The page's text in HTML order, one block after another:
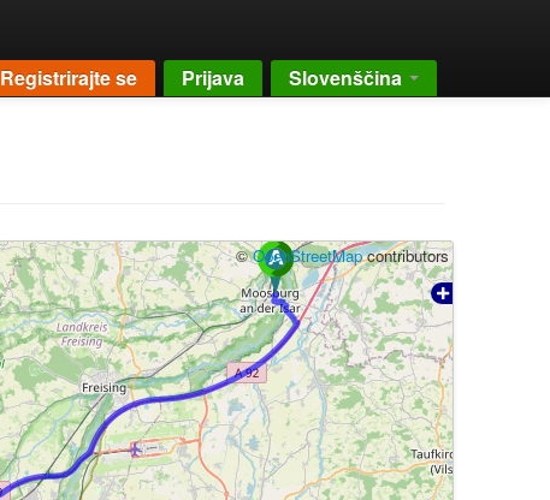
Registrirajte se Prijava Slovenščina
©OpenStreetMapcontributors